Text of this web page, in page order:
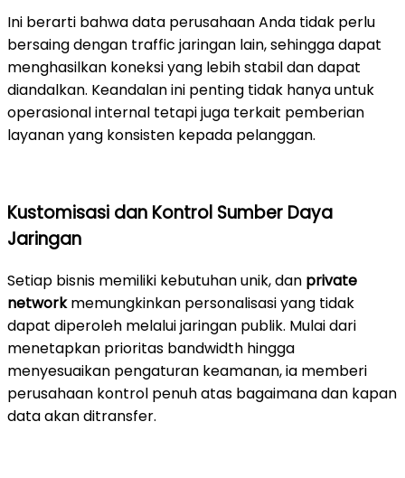
Ini berarti bahwa data perusahaan Anda tidak perlu
bersaing dengan traffic jaringan lain, sehingga dapat
menghasilkan koneksi yang lebih stabil dan dapat
diandalkan. Keandalan ini penting tidak hanya untuk
operasional internal tetapi juga terkait pemberian
layanan yang konsisten kepada pelanggan.
Kustomisasi dan Kontrol Sumber Daya
Jaringan
Setiap bisnis memiliki kebutuhan unik, dan private
networkmemungkinkan personalisasi yang tidak
dapat diperoleh melalui jaringan publik. Mulai dari
menetapkan prioritas bandwidth hingga
menyesuaikan pengaturan keamanan, ia memberi
perusahaan kontrol penuh atas bagaimana dan kapan
data akan ditransfer.